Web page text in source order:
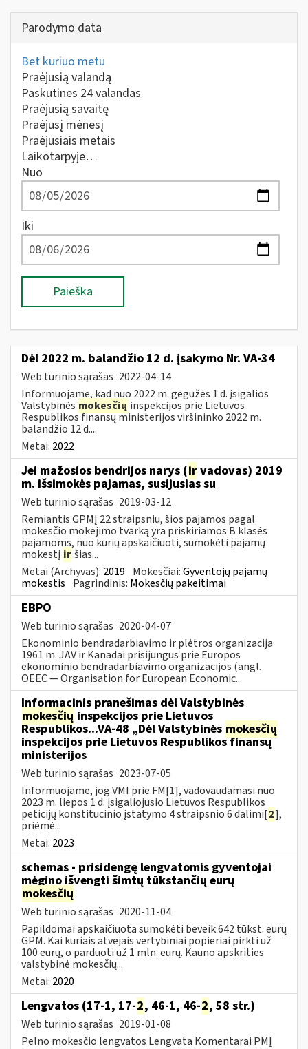
Parodymo data
Bet kuriuo metu
Praėjusią valandą
Paskutines 24 valandas
Praėjusią savaitę
Praėjusį mėnesį
Praėjusiais metais
Laikotarpyje…
Nuo
Iki
Paieška
Dėl 2022 m. balandžio 12 d. įsakymo Nr. VA-34
Web turinio sąrašas 2022-04-14
Informuojame, kad nuo 2022 m. gegužės 1 d. įsigalios
Valstybinės mokesčių inspekcijos prie Lietuvos
Respublikos finansų ministerijos viršininko 2022 m.
balandžio 12 d....
Metai: 2022
Jei mažosios bendrijos narys (ir vadovas) 2019
m. išsimokės pajamas, susijusias su
Web turinio sąrašas 2019-03-12
Remiantis GPMĮ 22 straipsniu, šios pajamos pagal
mokesčio mokėjimo tvarką yra priskiriamos B klasės
pajamoms, nuo kurių apskaičiuoti, sumokėti pajamų
mokestį iršias...
Metai (Archyvas): 2019 Mokesčiai:Gyventojų pajamų
mokestis Pagrindinis: Mokesčių pakeitimai
EBPO
Web turinio sąrašas 2020-04-07
Ekonominio bendradarbiavimo ir plėtros organizacija
1961 m. JAV ir Kanadai prisijungus prie Europos
ekonominio bendradarbiavimo organizacijos (angl.
OEEC — Organisation for European Economic...
Informacinis pranešimas dėl Valstybinės
mokesčių inspekcijos prie Lietuvos
Respublikos...VA-48 „Dėl Valstybinės mokesčių
inspekcijos prie Lietuvos Respublikos finansų
ministerijos
Web turinio sąrašas 2023-07-05
Informuojame, jog VMI prie FM[1], vadovaudamasi nuo
2023 m. liepos 1 d. įsigaliojusio Lietuvos Respublikos
peticijų konstitucinio įstatymo 4 straipsnio 6 dalimi[2],
priėmė...
Metai: 2023
schemas - prisidengę lengvatomis gyventojai
mėgino išvengti šimtų tūkstančių eurų
mokesčių
Web turinio sąrašas 2020-11-04
Papildomai apskaičiuota sumokėti beveik 642 tūkst. eurų
GPM. Kai kuriais atvejais vertybiniai popieriai pirkti už
100 eurų, o parduoti už 1 mln. eurų. Kauno apskrities
valstybinė mokesčių...
Metai: 2020
Lengvatos (17-1, 17-2, 46-1, 46-2, 58 str.)
Web turinio sąrašas 2019-01-08
Pelno mokesčio lengvatos Lengvata Komentarai PMĮ